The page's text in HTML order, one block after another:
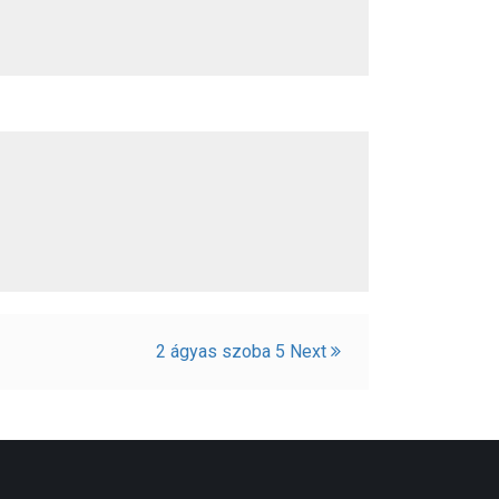
2 ágyas szoba 5 Next